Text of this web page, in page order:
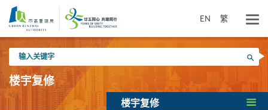
内
EN 繁
入
关
键
搜寻
楼宇复修
楼宇复修